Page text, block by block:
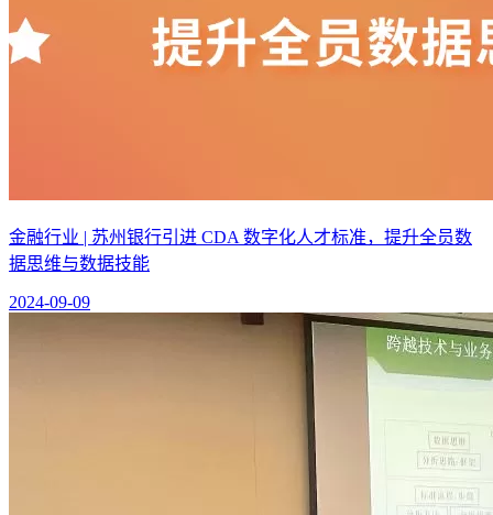
金融行业 | 苏州银行引进 CDA 数字化人才标准，提升全员数
据思维与数据技能
2024-09-09